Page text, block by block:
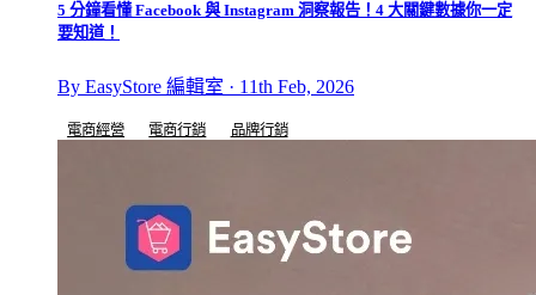
5 分鐘看懂 Facebook 與 Instagram 洞察報告！4 大關鍵數據你一定
要知道！
By EasyStore 編輯室 · 11th Feb, 2026
電商經營 電商行銷 品牌行銷